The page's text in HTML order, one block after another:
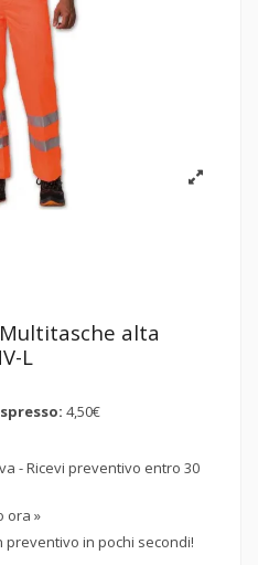
alta
L
4,50€
- Ricevi preventivo entro 30
ora »
preventivo in pochi secondi!